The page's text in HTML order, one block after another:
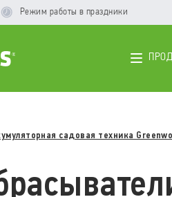
Режим работы в праздники
садовая техника